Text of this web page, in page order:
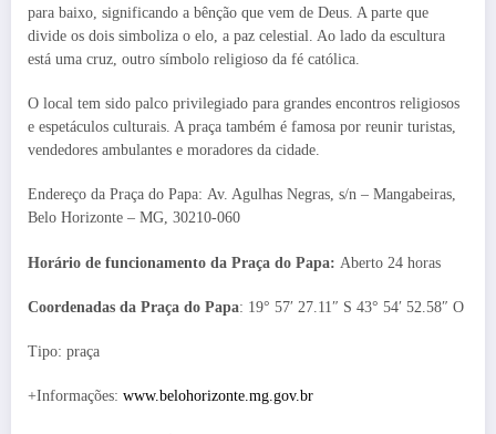
para baixo, significando a bênção que vem de Deus. A parte que
divide os dois simboliza o elo, a paz celestial. Ao lado da escultura
está uma cruz, outro símbolo religioso da fé católica.
O local tem sido palco privilegiado para grandes encontros religiosos
e espetáculos culturais. A praça também é famosa por reunir turistas,
vendedores ambulantes e moradores da cidade.
Endereço da Praça do Papa: Av. Agulhas Negras, s/n – Mangabeiras,
Belo Horizonte – MG, 30210-060
Horário de funcionamento da Praça do Papa: Aberto 24 horas
Coordenadas da Praça do Papa: 19° 57′ 27.11″ S 43° 54′ 52.58″ O
Tipo: praça
+Informações: www.belohorizonte.mg.gov.br